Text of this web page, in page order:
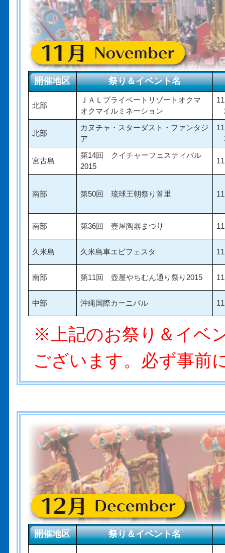
開催地区 祭り＆イベント名
北部
ＪＡＬプライベートリゾートオクマ
オクマイルミネーション
北部
カヌチャ・スターダスト・ファンタジ
ア
宮古島
第14回 クイチャーフェスティバル
2015
南部 第50回 琉球王朝祭り首里
南部 第36回 壺屋陶器まつり
久米島 久米島車エビフェスタ
南部 第11回 壺屋やちむん通り祭り2015
中部 沖縄国際カーニバル
※上記のお祭り＆イベ
ございます。必ず事前
開催地区 祭り＆イベント名